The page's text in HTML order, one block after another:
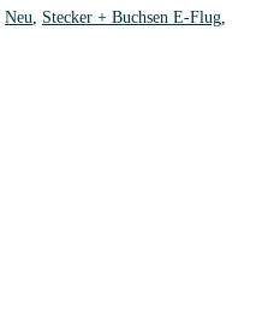
Neu Stecker + Buchsen E-Flug